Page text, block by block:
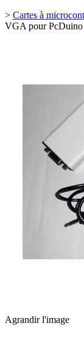
> Cartes à
VGA pour PcDuino
Agrandir l'image